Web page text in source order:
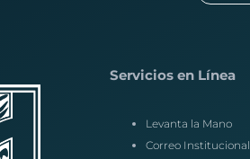
Servicios en Línea
Levanta la Mano
Correo Institucional